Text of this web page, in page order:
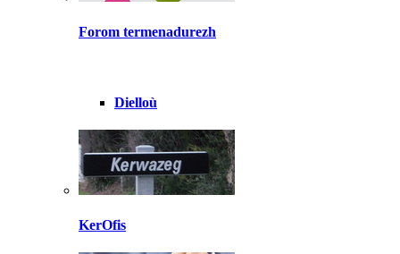
Forom termenadurezh
Dielloù
KerOfis